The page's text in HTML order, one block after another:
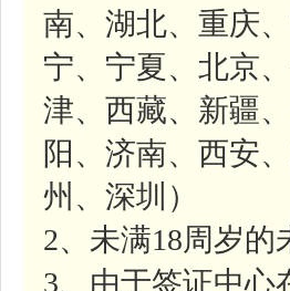
南、湖北、重庆
宁、宁夏、北京
津、西藏、新疆
阳、济南、西安
州、深圳）
2、未满18周岁
3、由于签证中心